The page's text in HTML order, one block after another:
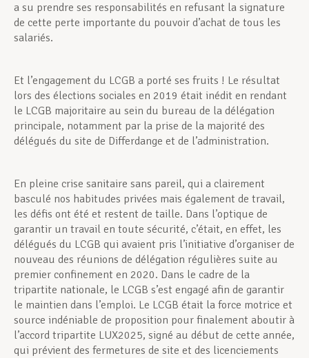
a su prendre ses responsabilités en refusant la signature
de cette perte importante du pouvoir d’achat de tous les
salariés.
Et l’engagement du LCGB a porté ses fruits ! Le résultat
lors des élections sociales en 2019 était inédit en rendant
le LCGB majoritaire au sein du bureau de la délégation
principale, notamment par la prise de la majorité des
délégués du site de Differdange et de l’administration.
En pleine crise sanitaire sans pareil, qui a clairement
basculé nos habitudes privées mais également de travail,
les défis ont été et restent de taille. Dans l’optique de
garantir un travail en toute sécurité, c’était, en effet, les
délégués du LCGB qui avaient pris l’initiative d’organiser de
nouveau des réunions de délégation régulières suite au
premier confinement en 2020. Dans le cadre de la
tripartite nationale, le LCGB s’est engagé afin de garantir
le maintien dans l’emploi. Le LCGB était la force motrice et
source indéniable de proposition pour finalement aboutir à
l’accord tripartite LUX2025, signé au début de cette année,
qui prévient des fermetures de site et des licenciements